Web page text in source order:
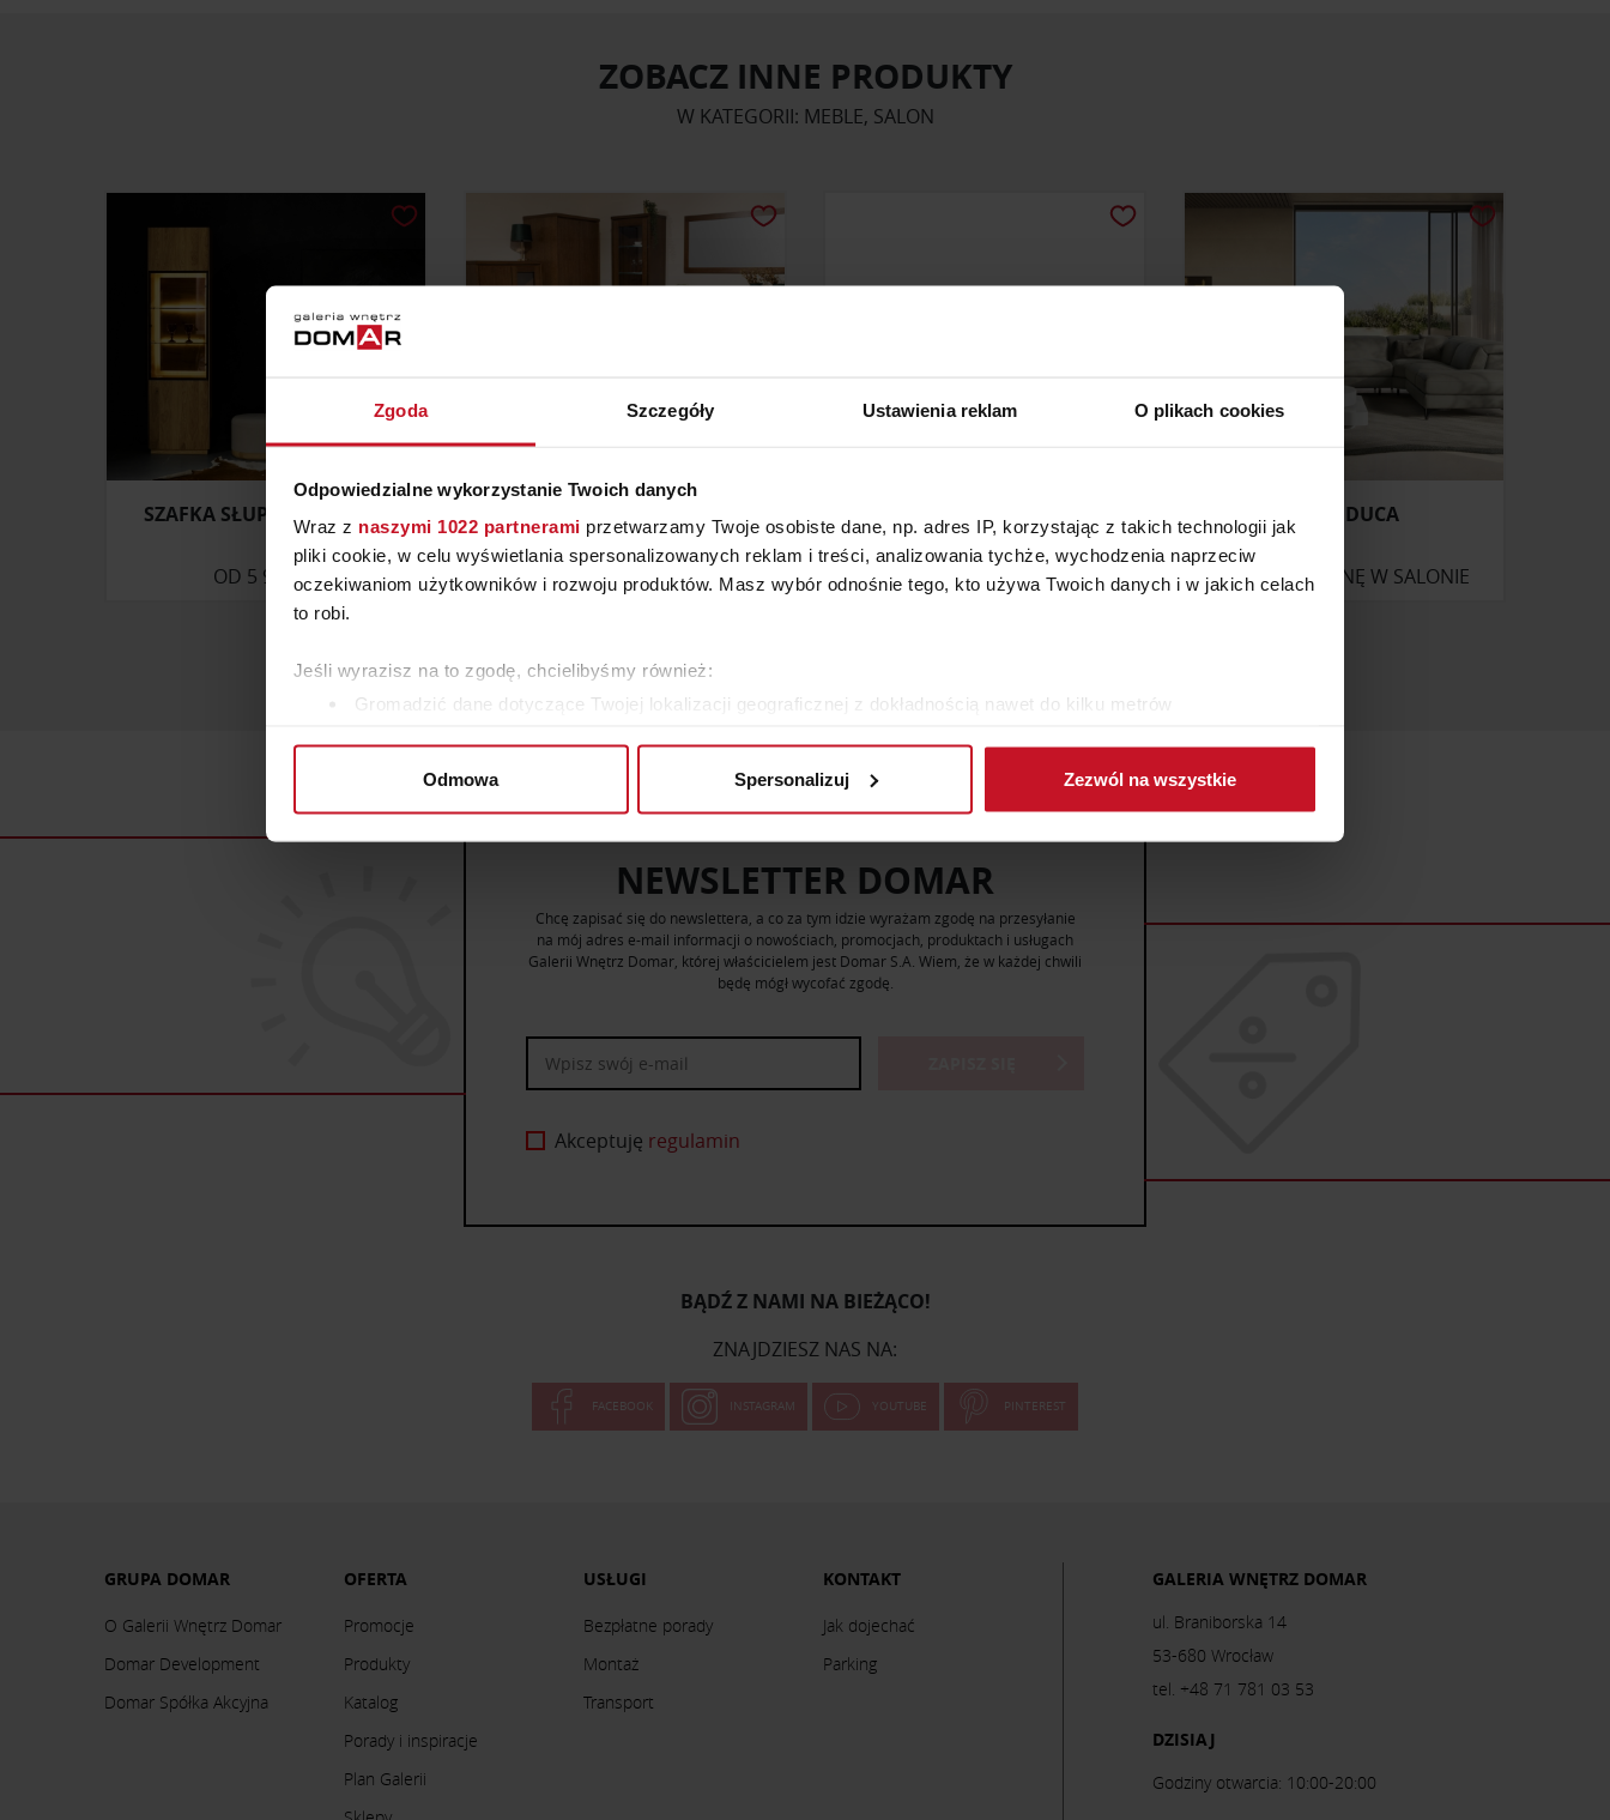
Zgoda Szczegóły Ustawienia reklam O plikach cookies
Odpowiedzialne wykorzystanie Twoich danych
Wraz z naszymi 1022 partnerami przetwarzamy Twoje osobiste dane, np. adres IP, korzystając z takich technologii jak
pliki cookie, w celu wyświetlania spersonalizowanych reklam i treści, analizowania tychże, wychodzenia naprzeciw
oczekiwaniom użytkowników i rozwoju produktów. Masz wybór odnośnie tego, kto używa Twoich danych i w jakich celach
to robi.
Jeśli wyrazisz na to zgodę, chcielibyśmy również:
Gromadzić dane dotyczące Twojej lokalizacji geograficznej z dokładnością nawet do kilku metrów
Dowiedz się więcej odnośnie tego, jak Twoje osobiste dane są przetwarzane oraz ustaw własne preferencje w
Wykorzystujemy pliki cookie do spersonalizowania treści i reklam, aby oferować funkcje społecznościowe i analizować
ruch w naszej witrynie. Informacje o tym, jak korzystasz z naszej witryny, udostępniamy partnerom społecznościowym,
reklamowym i analitycznym. Partnerzy mogą połączyć te informacje z innymi danymi otrzymanymi od Ciebie lub
uzyskanymi podczas korzystania z ich usług.
Odmowa Spersonalizuj Zezwól na wszystkie
ZOBACZ INNE PRODUKTY
W KATEGORII: MEBLE, SALON
SZAFKA SŁUPEK MODESTA
OD 5 900 ZŁ
KOLEKCJA NOVA
ZAPYTAJ O CENĘ W SALONIE
STÓŁ OKRĄGŁY CONNUBIA DIX
ZAPYTAJ O CENĘ W SALONIE
SOFA DUCA
ZAPYTAJ O CENĘ W SALONIE
ZOBACZ WSZYSTKIE PRODUKTY
NEWSLETTER DOMAR
Chcę zapisać się do newslettera, a co za tym idzie wyrażam zgodę na przesyłanie
na mój adres e-mail informacji o nowościach, promocjach, produktach i usługach
Galerii Wnętrz Domar, której właścicielem jest Domar S.A. Wiem, że w każdej chwili
będę mógł wycofać zgodę.
Akceptuję regulamin
BĄDŹ Z NAMI NA BIEŻĄCO!
ZNAJDZIESZ NAS NA:
FACEBOOK INSTAGRAM YOUTUBE PINTEREST
GRUPA DOMAR
O Galerii Wnętrz Domar
Domar Development
Domar Spółka Akcyjna
OFERTA
Promocje
Produkty
Katalog
Porady i inspiracje
Plan Galerii
USŁUGI
Bezpłatne porady
Montaż
Transport
KONTAKT
Jak dojechać
Parking
GALERIA WNĘTRZ DOMAR
ul. Braniborska 14
53-680 Wrocław
tel. +48 71 781 03 53
DZISIAJ
Godziny otwarcia: 10:00-20:00